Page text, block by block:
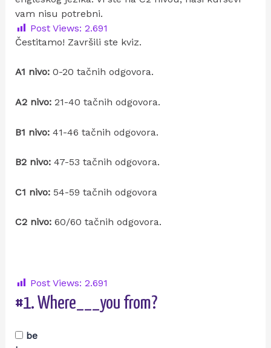
vam nisu potrebni.
Post Views: 2.691
Čestitamo! Završili ste kviz.
A1 nivo:0-20 tačnih odgovora.
A2 nivo:21-40 tačnih odgovora.
B1 nivo:41-46 tačnih odgovora.
B2 nivo:47-53 tačnih odgovora.
C1 nivo:54-59 tačnih odgovora
C2 nivo:60/60 tačnih odgovora.
Post Views: 2.691
#1. Where___you from?
be